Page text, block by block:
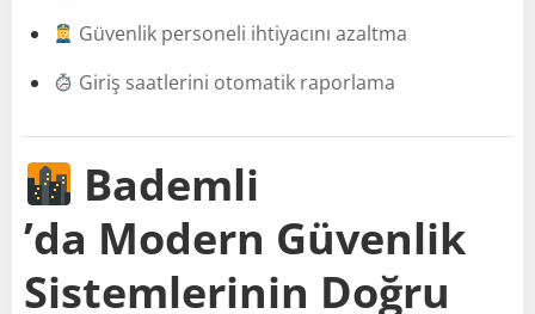
Güvenlik personeli ihtiyacını azaltma
Giriş saatlerini otomatik raporlama
Bademli
’da Modern Güvenlik
Sistemlerinin Doğru